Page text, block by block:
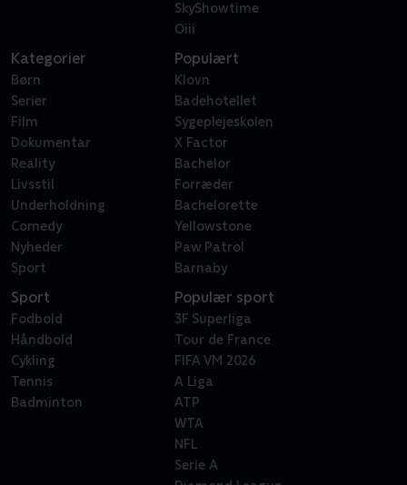
SkyShowtime
Oiii
Kategorier
Børn
Serier
Film
Dokumentar
Reality
Livsstil
Underholdning
Comedy
Nyheder
Sport
Populært
Klovn
Badehotellet
Sygeplejeskolen
X Factor
Bachelor
Forræder
Bachelorette
Yellowstone
Paw Patrol
Barnaby
Sport
Fodbold
Håndbold
Cykling
Tennis
Badminton
Populær sport
3F Superliga
Tour de France
FIFA VM 2026
A Liga
ATP
WTA
NFL
Serie A